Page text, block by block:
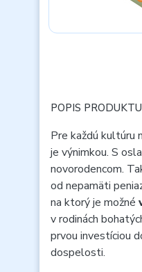
POPIS PRODUKTU
Pre každú kultúru
je výnimkou. S
novorodencom.
od nepamäti
na ktorý je možné
v rodinách
prvou investíciou
dospelosti.